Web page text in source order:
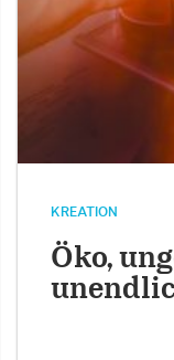
KREATION
Öko,